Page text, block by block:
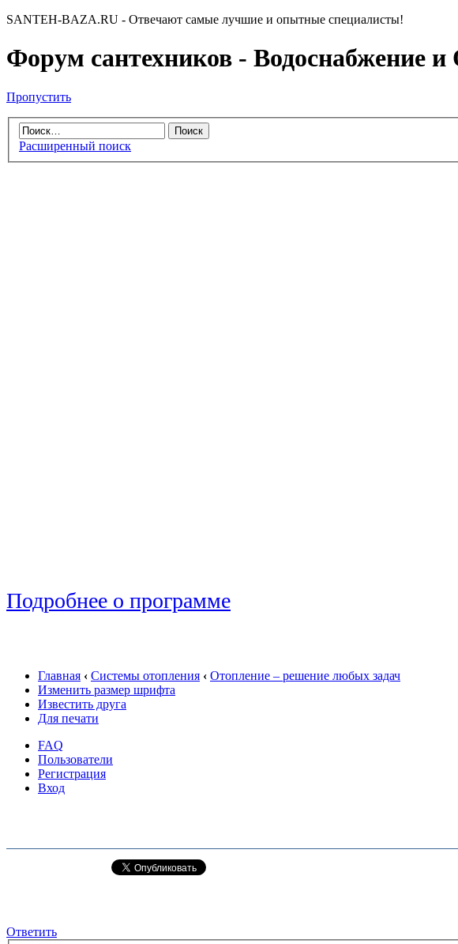
SANTEH-BAZA.RU - Отвечают самые лучшие и опытные специалисты!
Форум сантехников - Водоснабжение и
Пропустить
Расширенный поиск
Подробнее о программе
Главная ‹ Системы отопления ‹ Отопление – решение любых задач
Изменить размер шрифта
Известить друга
Для печати
FAQ
Пользователи
Регистрация
Вход
Ответить